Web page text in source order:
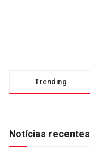
Trending
Notícias recentes